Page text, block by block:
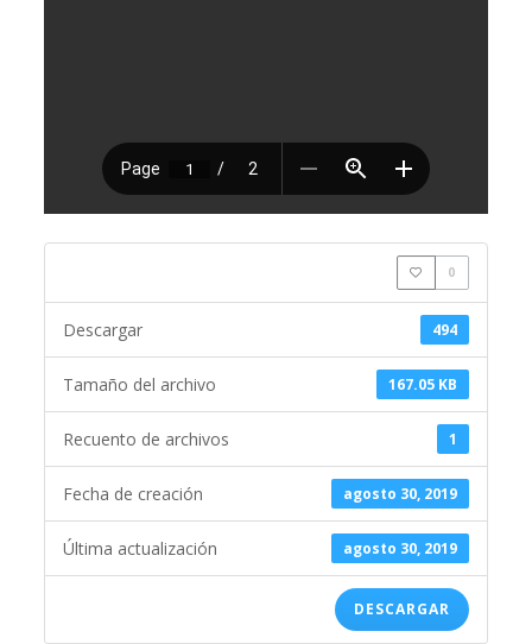
0
494
Descargar
167.05 KB
Tamaño del archivo
1
Recuento de archivos
agosto 30, 2019
Fecha de creación
agosto 30, 2019
Última actualización
DESCARGAR